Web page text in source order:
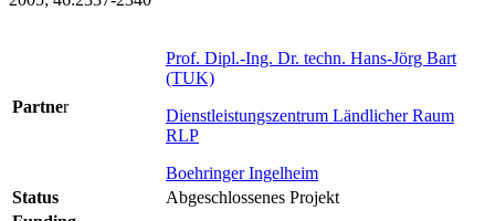
Partner
Prof. Dipl.-Ing. Dr. techn. Hans-Jörg Bart
(TUK)
Dienstleistungszentrum Ländlicher Raum
RLP
Boehringer Ingelheim
Status
Abgeschlossenes Projekt